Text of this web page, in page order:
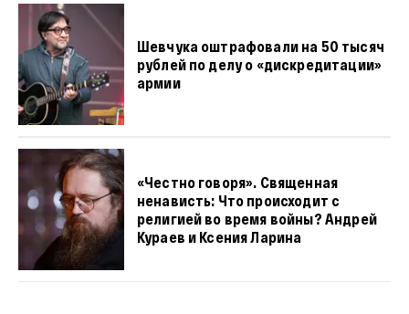
Шевчука оштрафовали на 50 тысяч
рублей по делу о «дискредитации»
армии
«Честно говоря». Священная
ненависть: Что происходит с
религией во время войны? Андрей
Кураев и Ксения Ларина